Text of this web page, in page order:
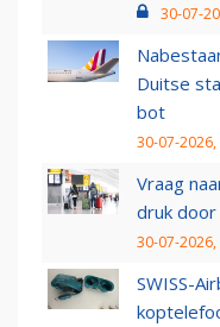
30-07-
Duitse
bot
30-07-2026,
Vraag
druk
30-07-2026,
SWISS-